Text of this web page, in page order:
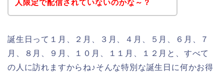
人限定で配信されていないのかな～？
誕生日って１月、２月、３月、４月、５月、６月、７
月、８月、９月、１０月、１１月、１２月と、すべて
の人に訪れますからね♪そんな特別な誕生日に何かお得